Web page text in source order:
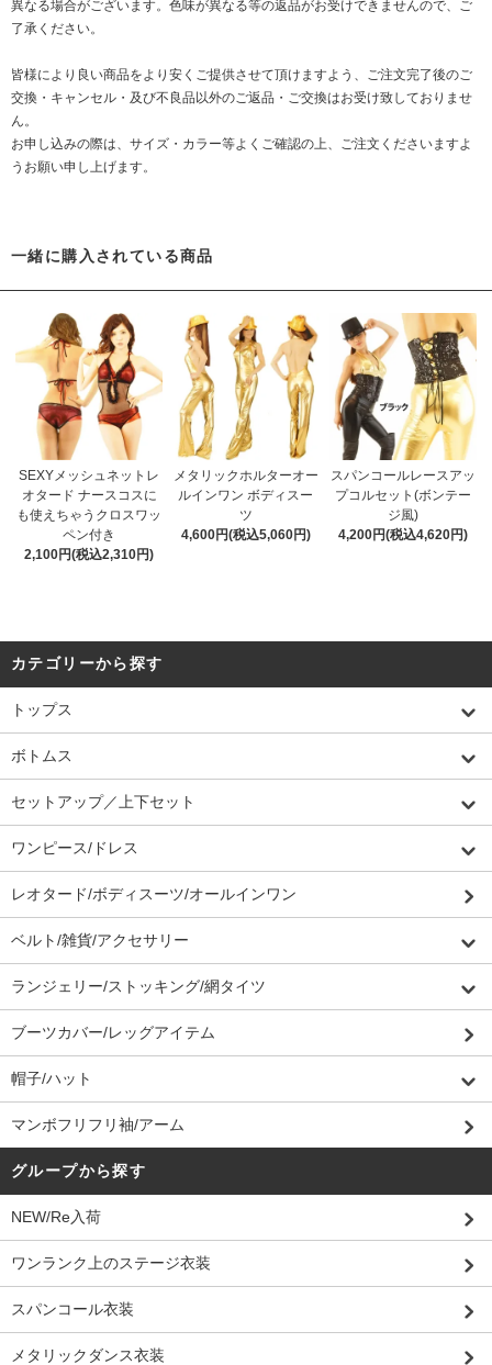
異なる場合がございます。色味が異なる等の返品がお受けできませんので、ご
了承ください。
皆様により良い商品をより安くご提供させて頂けますよう、ご注文完了後のご
交換・キャンセル・及び不良品以外のご返品・ご交換はお受け致しておりませ
ん。
お申し込みの際は、サイズ・カラー等よくご確認の上、ご注文くださいますよ
うお願い申し上げます。
一緒に購入されている商品
SEXYメッシュネットレ
オタード ナースコスに
も使えちゃうクロスワッ
ペン付き
2,100円(税込2,310円)
メタリックホルターオー
ルインワン ボディスー
ツ
4,600円(税込5,060円)
スパンコールレースアッ
プコルセット(ボンテー
ジ風)
4,200円(税込4,620円)
カテゴリーから探す
トップス
ボトムス
セットアップ／上下セット
ワンピース/ドレス
レオタード/ボディスーツ/オールインワン
ベルト/雑貨/アクセサリー
ランジェリー/ストッキング/網タイツ
ブーツカバー/レッグアイテム
帽子/ハット
マンボフリフリ袖/アーム
グループから探す
NEW/Re入荷
ワンランク上のステージ衣装
スパンコール衣装
メタリックダンス衣装